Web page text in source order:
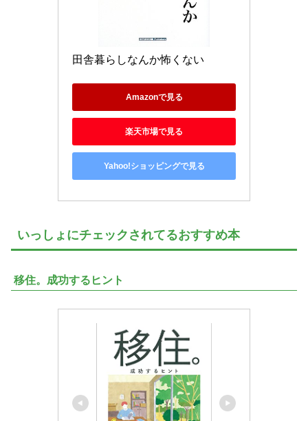
田舎暮らしなんか怖くない
Amazonで見る
楽天市場で見る
Yahoo!ショッピングで見る
いっしょにチェックされてるおすすめ本
移住。成功するヒント